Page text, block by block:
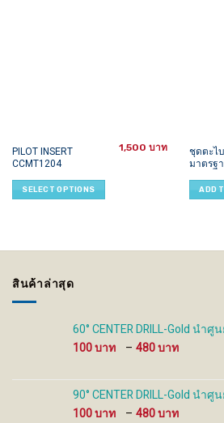
PILOT INSERT
CCMT1204
1,500
SELECT OPTIONS
This
product
has
multiple
chosen
on
ชุดตะไ
มาตรฐ
ADD
สินค้าล่าสุด
60° CENTER DRILL-Gold นำศู
100
– 480
100 ฿
480 ฿
90° CENTER DRILL-Gold นำศู
100
– 480